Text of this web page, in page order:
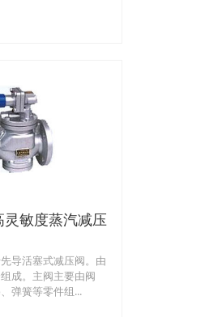
灵敏度蒸汽减压
导活塞式减压阀。由
成。主阀主要由阀
弹簧等零件组...